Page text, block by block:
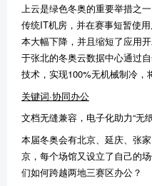
上云是绿色冬奥的重要举措之
传统IT机房，并在赛事短暂使
本大幅下降，并且缩短了应用
于张北的冬奥云数据中心通过
技术，实现100%无机械制冷，
关键词·协同办公
文档无缝兼容，电子化助力“无
本届冬奥会有北京、延庆、张
京，每个场馆又设立了自己的
们如何跨越两地三赛区办公？